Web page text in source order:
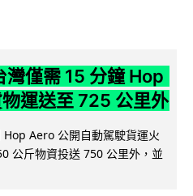
灣僅需 15 分鐘 Hop
運送至 725 公里外
Hop Aero 公開自動駕駛貨運火
公斤物資投送 750 公里外，並